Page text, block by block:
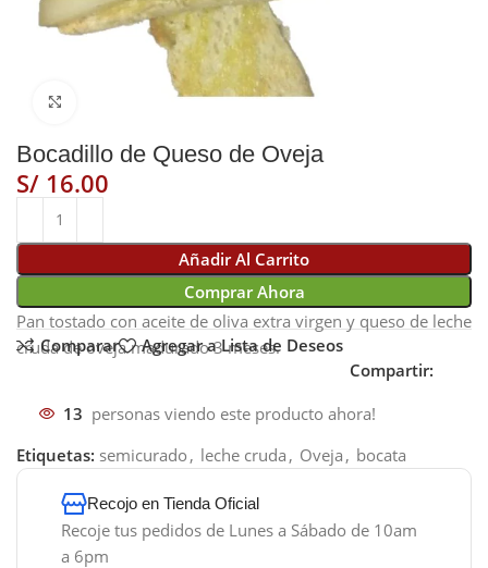
Click to enlarge
Bocadillo de Queso de Oveja
S/
Añadir Al Carrito
Comprar Ahora
Pan tostado con aceite de oliva extra virgen y queso de leche
cruda de oveja madurado 3 meses.
Comparar
Agregar a Lista de Deseos
Compartir:
13 personas viendo este producto ahora!
Etiquetas: semicurado , leche cruda , Oveja , bocata
Recojo en Tienda Oficial
Recoje tus pedidos de Lunes a Sábado de 10am
a 6pm